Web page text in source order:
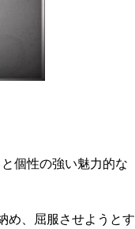
個性の強い魅力的な
め、屈服させようとす